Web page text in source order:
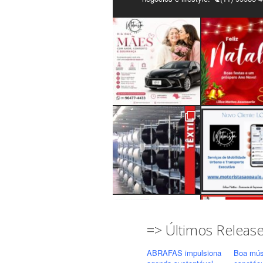
=> Últimos
ABRAFAS impulsiona
Boa